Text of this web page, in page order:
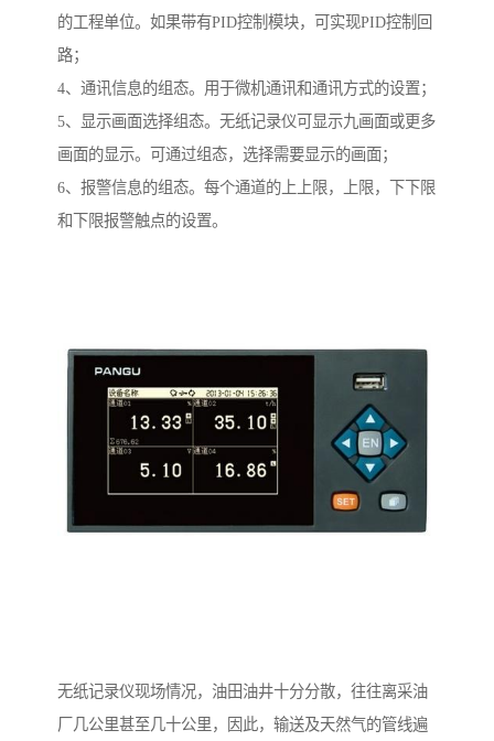
的工程单位。如果带有PID控制模块，可实现PID控制回
路；
4、通讯信息的组态。用于微机通讯和通讯方式的设置；
5、显示画面选择组态。无纸记录仪可显示九画面或更多
画面的显示。可通过组态，选择需要显示的画面；
6、报警信息的组态。每个通道的上上限，上限，下下限
和下限报警触点的设置。
无纸记录仪现场情况，油田油井十分分散，往往离采油
厂几公里甚至几十公里，因此，输送及天然气的管线遍